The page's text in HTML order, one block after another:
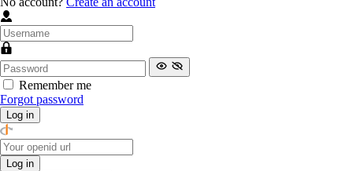
Remember me
Forgot password
Log in
Log in